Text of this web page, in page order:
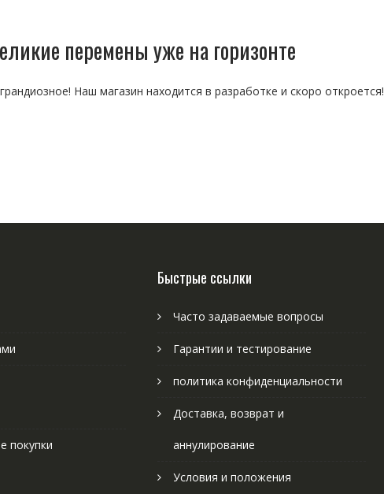
перемены уже на горизонте
Наш магазин находится в разработке и скоро откроется!
покупки
Быстрые ссылки
Часто задаваемые вопросы
Гарантии и тестирование
политика конфиденциальности
Доставка, возврат и
аннулирование
Условия и положения